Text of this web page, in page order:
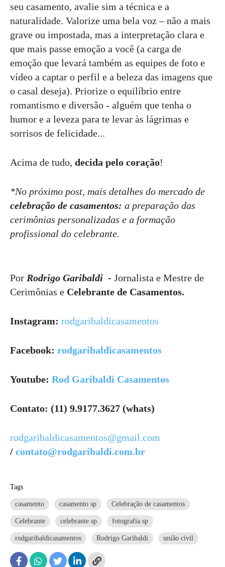
seu casamento, avalie sim a técnica e a
naturalidade. Valorize uma bela voz – não a mais
grave ou impostada, mas a interpretação clara e
que mais passe emoção a você (a carga de
emoção que levará também as equipes de foto e
vídeo a captar o perfil e a beleza das imagens que
o casal deseja). Priorize o equilíbrio entre
romantismo e diversão - alguém que tenha o
humor e a leveza para te levar às lágrimas e
sorrisos de felicidade...
Acima de tudo, decida pelo coração!
*No próximo post, mais detalhes do mercado de
celebração de casamentos: a preparação das
cerimônias personalizadas e a formação
profissional do celebrante.
Por Rodrigo Garibaldi - Jornalista e Mestre de
Cerimônias e Celebrante de Casamentos.
Instagram: rodgaribaldicasamentos
Facebook: rodgaribaldicasamentos
Youtube: Rod Garibaldi Casamentos
Contato: (11) 9.9177.3627 (whats)
rodgaribaldicasamentos@gmail.com
/ contato@rodgaribaldi.com.br
Tags
casamento casamento sp Celebração de casamentos
Celebrante celebrante sp fotografia sp
rodgaribaldicasamentos Rodrigo Garibaldi união civil